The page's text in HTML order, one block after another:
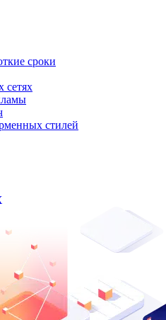
сроки
сетях
стилей